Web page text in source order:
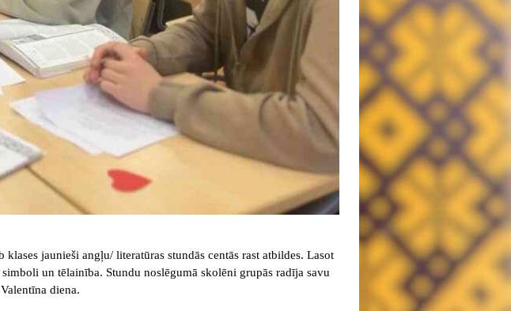
jaunieši angļu/ literatūras stundās centās rast atbildes. Lasot
un tēlainība. Stundu noslēgumā skolēni grupās radīja savu
diena.